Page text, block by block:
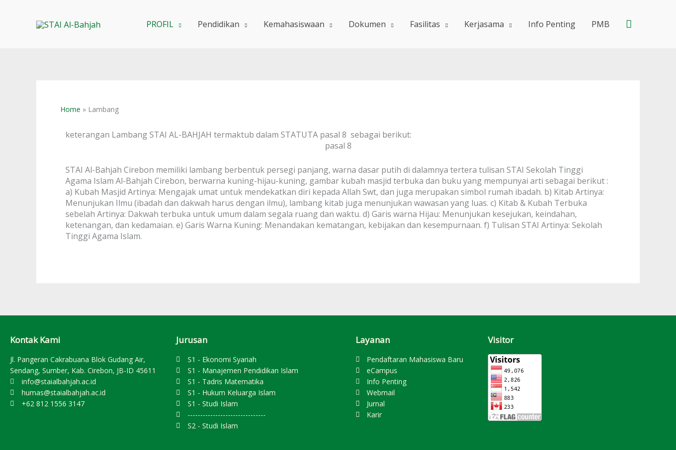
PROFIL Pendidikan Kemahasiswaan Dokumen Fasilitas Kerjasama Info Penting PMB Search
Home Lambang
keterangan Lambang STAI AL-BAHJAH termaktub dalam STATUTA pasal 8 sebagai berikut:
pasal 8
STAI Al-Bahjah Cirebon memiliki lambang berbentuk persegi panjang, warna dasar putih di dalamnya tertera tulisan STAI Sekolah Tinggi
Agama Islam Al-Bahjah Cirebon, berwarna kuning-hijau-kuning, gambar kubah masjid terbuka dan buku yang mempunyai arti sebagai berikut :
a) Kubah Masjid Artinya: Mengajak umat untuk mendekatkan diri kepada Allah Swt, dan juga merupakan simbol rumah ibadah. b) Kitab Artinya:
Menunjukan Ilmu (ibadah dan dakwah harus dengan ilmu), lambang kitab juga menunjukan wawasan yang luas. c) Kitab & Kubah Terbuka
sebelah Artinya: Dakwah terbuka untuk umum dalam segala ruang dan waktu. d) Garis warna Hijau: Menunjukan kesejukan, keindahan,
ketenangan, dan kedamaian. e) Garis Warna Kuning: Menandakan kematangan, kebijakan dan kesempurnaan. f) Tulisan STAI Artinya: Sekolah
Tinggi Agama Islam.
Kontak Kami
Jl. Pangeran Cakrabuana Blok Gudang Air,
Sendang, Sumber, Kab. Cirebon, JB-ID 45611
info@staialbahjah.ac.id
humas@staialbahjah.ac.id
+62 812 1556 3147
Jurusan
S1 - Ekonomi Syariah
S1 - Manajemen Pendidikan Islam
S1 - Tadris Matematika
S1 - Hukum Keluarga Islam
S1 - Studi Islam
-------------------------------
S2 - Studi Islam
Layanan
Pendaftaran Mahasiswa Baru
eCampus
Info Penting
Webmail
Jurnal
Karir
Visitor